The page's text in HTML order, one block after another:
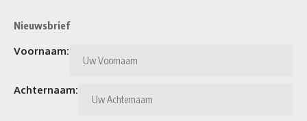
Nieuwsbrief
Voornaam:
Achternaam: